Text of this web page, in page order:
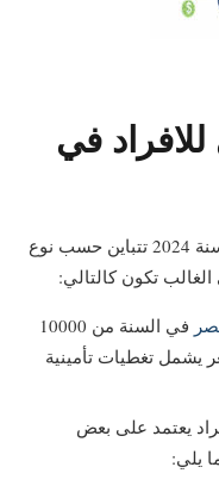
في
أسعار التأمين الطبي للافراد في مصر لسنة 2024 تتباين حسب نوع
الغالب تكون كالتالي:
في السنة من 10000
وكل سعر يشمل تغطيات تأمينية
يعتمد على بعض
يلي: